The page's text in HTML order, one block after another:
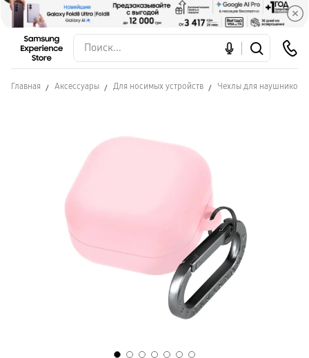
Главная Аксессуары Для носимых устройств Чехлы для наушников